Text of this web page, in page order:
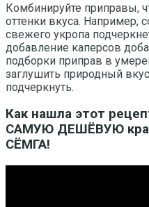
Комбинируйте приправы,
оттенки вкуса. Например,
свежего укропа
добавление каперсов
подборки приправ в
заглушить природный
подчеркнуть.
Как нашла этот
САМУЮ ДЕШЁВУЮ
СЁМГА!